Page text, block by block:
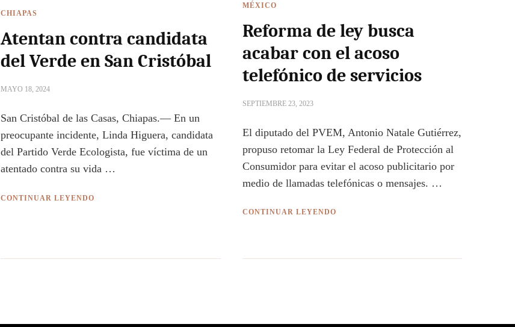
CHIAPAS
Atentan contra candidata
del Verde en San Cristóbal
MAYO 18, 2024
San Cristóbal de las Casas, Chiapas.— En un
preocupante incidente, Linda Higuera, candidata
del Partido Verde Ecologista, fue víctima de un
atentado contra su vida …
CONTINUAR LEYENDO
MÉXICO
Reforma de ley busca
acabar con el acoso
telefónico de servicios
SEPTIEMBRE 23, 2023
El diputado del PVEM, Antonio Natale Gutiérrez,
propuso retomar la Ley Federal de Protección al
Consumidor para evitar el acoso publicitario por
medio de llamadas telefónicas o mensajes. …
CONTINUAR LEYENDO